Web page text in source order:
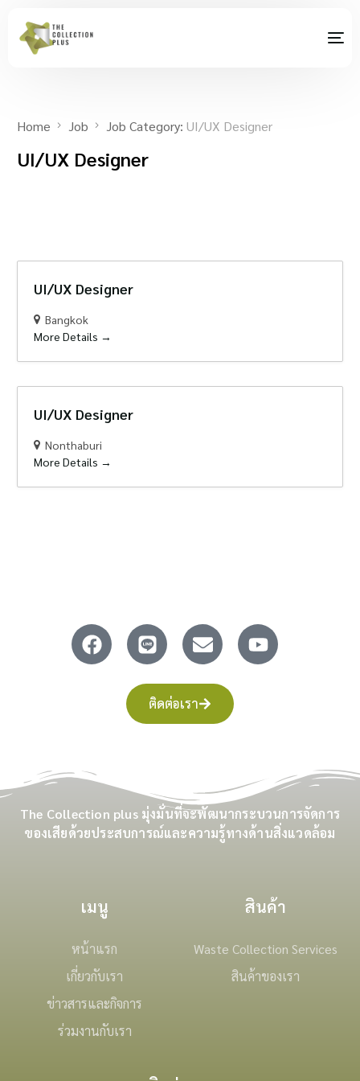
Home Job Job Category:UI/UX Designer
UI/UX Designer
UI/UX Designer
Bangkok
More Details
UI/UX Designer
Nonthaburi
More Details
ติดต่อเรา
The Collection plus มุ่งมั่นที่จะพัฒนากระบวนการจัดการ
ของเสียด้วยประสบการณ์และความรู้ทางด้านสิ่งแวดล้อม
เมนู
หน้าแรก
เกี่ยวกับเรา
ข่าวสารและกิจการ
ร่วมงานกับเรา
สินค้า
Waste Collection Services
สินค้าของเรา